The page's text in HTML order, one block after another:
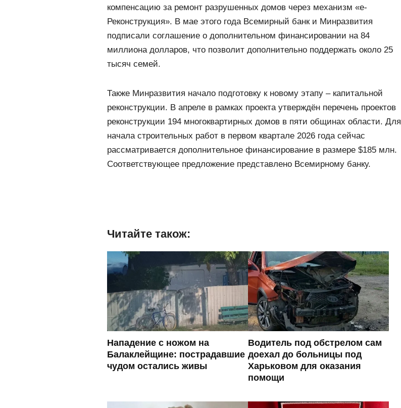
компенсацию за ремонт разрушенных домов через механизм «е-
Реконструкция». В мае этого года Всемирный банк и Минразвития
подписали соглашение о дополнительном финансировании на 84
миллиона долларов, что позволит дополнительно поддержать около 25
тысяч семей.
Также Минразвития начало подготовку к новому этапу – капитальной
реконструкции. В апреле в рамках проекта утверждён перечень проектов
реконструкции 194 многоквартирных домов в пяти общинах области. Для
начала строительных работ в первом квартале 2026 года сейчас
рассматривается дополнительное финансирование в размере $185 млн.
Соответствующее предложение представлено Всемирному банку.
Читайте також:
Нападение с ножом на
Балаклейщине: пострадавшие
чудом остались живы
Водитель под обстрелом сам
доехал до больницы под
Харьковом для оказания
помощи